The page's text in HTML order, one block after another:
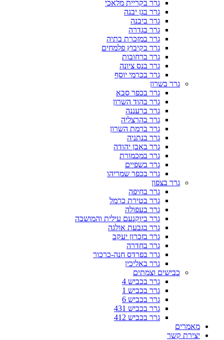
גרר בקריית מלאכי
גרר בגן יבנה
גרר ביבנה
גרר בגדרה
גרר במזכרת בתיה
גרר בקיבוץ פלמחים
גרר ברחובות
גרר בנס ציונה
גרר בכרמי יוסף
גרר בשרון
גרר בכפר סבא
גרר בהוד השרון
גרר ברעננה
גרר בהרצליה
גרר ברמת השרון
גרר בנתניה
גרר באבן יהודה
גרר במכמורת
גרר בשפיים
גרר בכפר שמריהו
גרר בצפון
גרר בחיפה
גרר בטירת כרמל
גרר בעפולה
גרר ביוקנעם עילית והמושבה
גרר בגבעת אולגה
גרר בזכרון יעקב
גרר בחדרה
גרר בפרדס חנה-כרכור
גרר באליכין
כבישים וצמתים
גרר בכביש 4
גרר בכביש 1
גרר בכביש 6
גרר בכביש 431
גרר בכביש 412
מאמרים
יצירת קשר